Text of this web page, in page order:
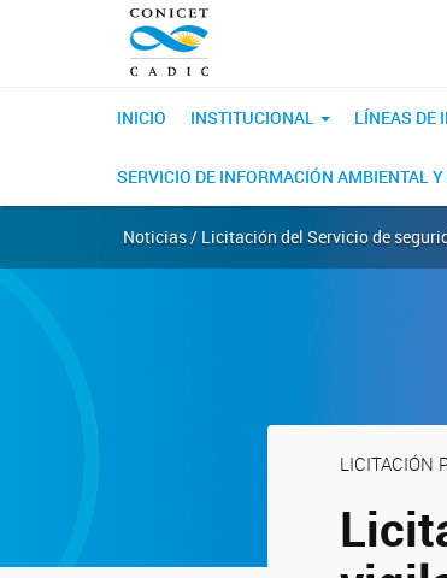
INICIO INSTITUCIONAL LÍNEAS DE
SERVICIO DE INFORMACIÓN AMBIENTAL Y
Noticias / Licitación del Servicio de
LICITACIÓN